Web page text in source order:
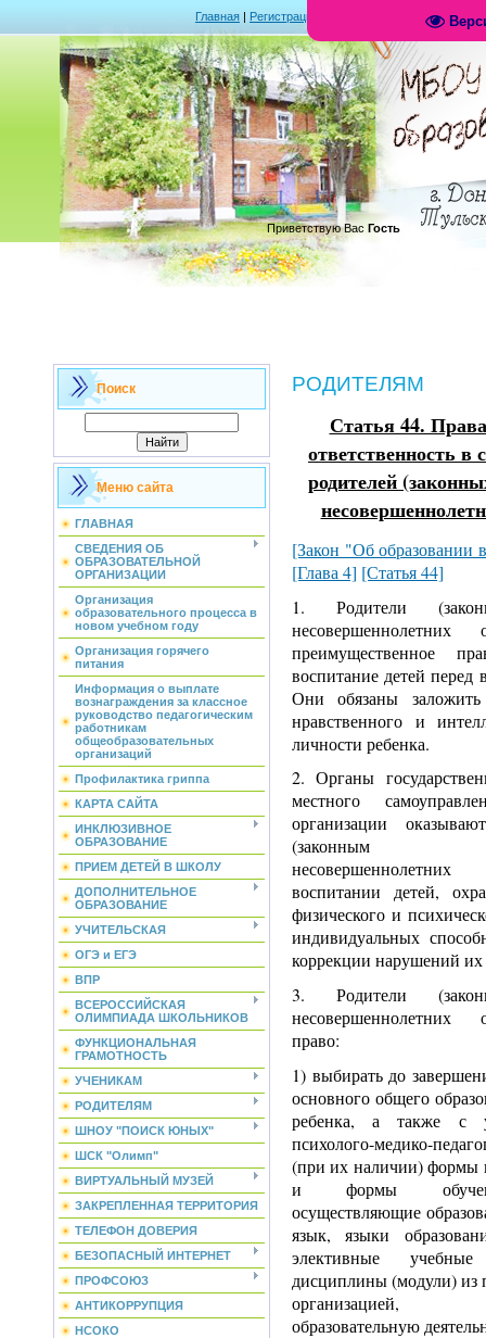
Главная | Регистрация
.
Приветствую Вас Гость
Поиск
Меню сайта
ГЛАВНАЯ
СВЕДЕНИЯ ОБ
ОБРАЗОВАТЕЛЬНОЙ
ОРГАНИЗАЦИИ
Организация
образовательного процесса в
новом учебном году
Организация горячего
питания
Информация о выплате
вознаграждения за классное
руководство педагогическим
работникам
общеобразовательных
организаций
Профилактика гриппа
КАРТА САЙТА
ИНКЛЮЗИВНОЕ
ОБРАЗОВАНИЕ
ПРИЕМ ДЕТЕЙ В ШКОЛУ
ДОПОЛНИТЕЛЬНОЕ
ОБРАЗОВАНИЕ
УЧИТЕЛЬСКАЯ
ОГЭ и ЕГЭ
ВПР
ВСЕРОССИЙСКАЯ
ОЛИМПИАДА ШКОЛЬНИКОВ
ФУНКЦИОНАЛЬНАЯ
ГРАМОТНОСТЬ
УЧЕНИКАМ
РОДИТЕЛЯМ
ШНОУ "ПОИСК ЮНЫХ"
ШСК "Олимп"
ВИРТУАЛЬНЫЙ МУЗЕЙ
ЗАКРЕПЛЕННАЯ ТЕРРИТОРИЯ
ТЕЛЕФОН ДОВЕРИЯ
БЕЗОПАСНЫЙ ИНТЕРНЕТ
ПРОФСОЮЗ
АНТИКОРРУПЦИЯ
НСОКО
РОДИТЕЛЯМ
Статья 44.
ответственность в
родителей
[Закон "Об
[Глава 4] [Статья 44]
1. Родители
преимущественное
воспитание детей
Они обязаны
нравственного и
личности ребенка.
2. Органы
местного
организации
(законным
воспитании детей,
физического и
индивидуальных
коррекции нарушений их
3. Родители
право:
1) выбирать до
основного общего
ребенка, а также с
психолого-медико-
(при их наличии) формы
и формы
осуществляющие
язык, языки
элективные
дисциплины (модули) из
организацией,
образовательную